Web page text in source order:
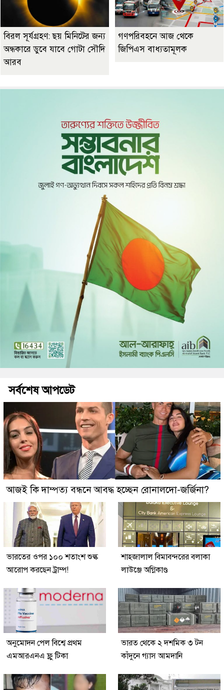
বিরল সূর্যগ্রহণ: ছয় মিনিটের জন্য
অন্ধকারে ডুবে যাবে গোটা সৌদি
আরব
গণপরিবহনে আজ থেকে
জিপিএস বাধ্যতামূলক
সর্বশেষ আপডেট
আজই কি দাম্পত্য বন্ধনে আবদ্ধ হচ্ছেন রোনালদো-জর্জিনা?
ভারতের ওপর ১০০ শতাংশ শুল্ক
আরোপ করছেন ট্রাম্প!
শাহজালাল বিমাবন্দরের বলাকা
লাউঞ্জে অগ্নিকাণ্ড
অনুমোদন পেল বিশ্বে প্রথম
এমআরএনএ ফ্লু টিকা
ভারত থেকে ২ দশমিক ৩ টন
কাঁদুনে গ্যাস আমদানি